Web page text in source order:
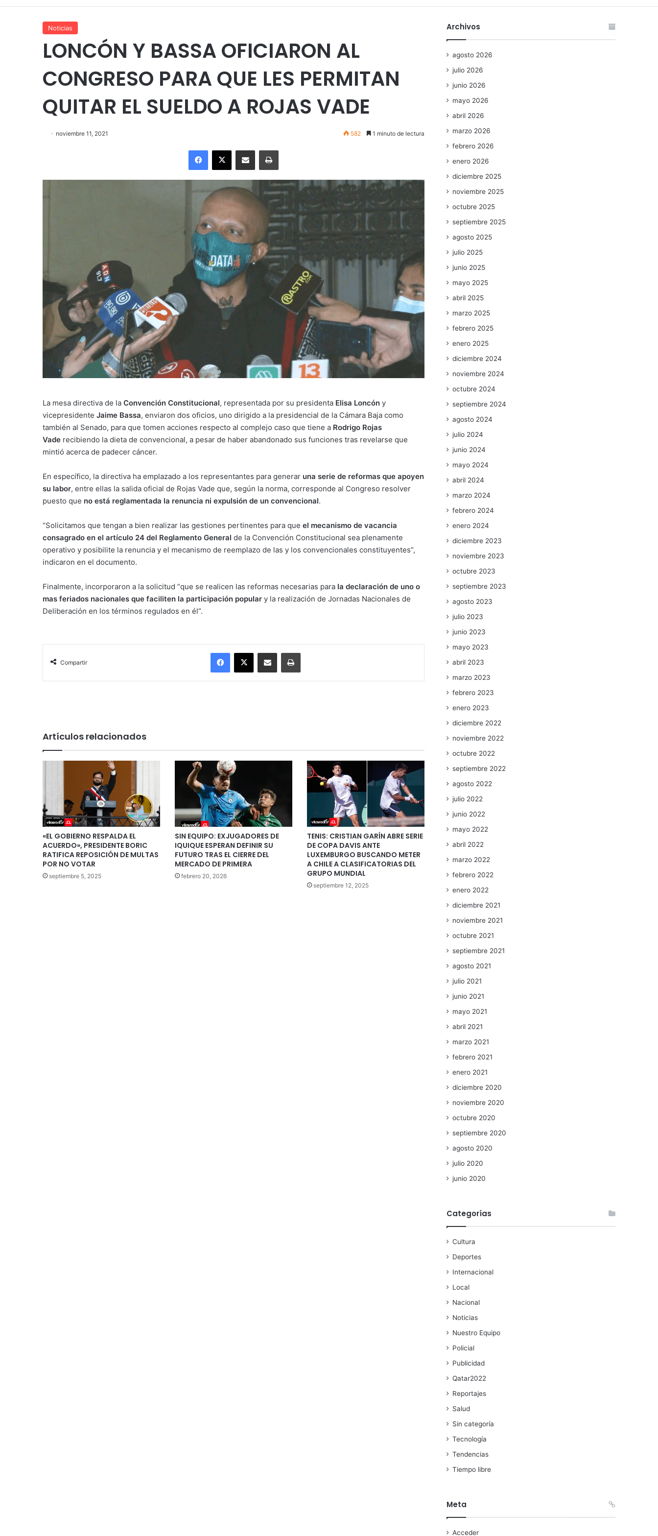
Noticias
LONCÓN Y BASSA OFICIARON AL
CONGRESO PARA QUE LES PERMITAN
QUITAR EL SUELDO A ROJAS VADE
noviembre 11, 2021 582 1 minuto de lectura
Facebook
X Enviar vía email Imprimir
La mesa directiva de la Convención Constitucional, representada por su presidenta Elisa Loncón y
vicepresidente Jaime Bassa, enviaron dos oficios, uno dirigido a la presidencial de la Cámara Baja como
también al Senado, para que tomen acciones respecto al complejo caso que tiene a Rodrigo Rojas
Vade recibiendo la dieta de convencional, a pesar de haber abandonado sus funciones tras revelarse que
mintió acerca de padecer cáncer.
En específico, la directiva ha emplazado a los representantes para generar una serie de reformas que apoyen
su labor, entre ellas la salida oficial de Rojas Vade que, según la norma, corresponde al Congreso resolver
puesto que no está reglamentada la renuncia ni expulsión de un convencional.
“Solicitamos que tengan a bien realizar las gestiones pertinentes para que el mecanismo de vacancia
consagrado en el artículo 24 del Reglamento General de la Convención Constitucional sea plenamente
operativo y posibilite la renuncia y el mecanismo de reemplazo de las y los convencionales constituyentes”,
indicaron en el documento.
Finalmente, incorporaron a la solicitud “que se realicen las reformas necesarias para la declaración de uno o
mas feriados nacionales que faciliten la participación popular y la realización de Jornadas Nacionales de
Deliberación en los términos regulados en él”.
Compartir
Facebook
X Enviar vía email Imprimir
Artículos relacionados
«EL GOBIERNO RESPALDA EL
ACUERDO», PRESIDENTE BORIC
RATIFICA REPOSICIÓN DE MULTAS
POR NO VOTAR
septiembre 5, 2025
SIN EQUIPO: EXJUGADORES DE
IQUIQUE ESPERAN DEFINIR SU
FUTURO TRAS EL CIERRE DEL
MERCADO DE PRIMERA
febrero 20, 2026
TENIS: CRISTIAN GARÍN ABRE SERIE
DE COPA DAVIS ANTE
LUXEMBURGO BUSCANDO METER
A CHILE A CLASIFICATORIAS DEL
GRUPO MUNDIAL
septiembre 12, 2025
Archivos
agosto 2026
julio 2026
junio 2026
mayo 2026
abril 2026
marzo 2026
febrero 2026
enero 2026
diciembre 2025
noviembre 2025
octubre 2025
septiembre 2025
agosto 2025
julio 2025
junio 2025
mayo 2025
abril 2025
marzo 2025
febrero 2025
enero 2025
diciembre 2024
noviembre 2024
octubre 2024
septiembre 2024
agosto 2024
julio 2024
junio 2024
mayo 2024
abril 2024
marzo 2024
febrero 2024
enero 2024
diciembre 2023
noviembre 2023
octubre 2023
septiembre 2023
agosto 2023
julio 2023
junio 2023
mayo 2023
abril 2023
marzo 2023
febrero 2023
enero 2023
diciembre 2022
noviembre 2022
octubre 2022
septiembre 2022
agosto 2022
julio 2022
junio 2022
mayo 2022
abril 2022
marzo 2022
febrero 2022
enero 2022
diciembre 2021
noviembre 2021
octubre 2021
septiembre 2021
agosto 2021
julio 2021
junio 2021
mayo 2021
abril 2021
marzo 2021
febrero 2021
enero 2021
diciembre 2020
noviembre 2020
octubre 2020
septiembre 2020
agosto 2020
julio 2020
junio 2020
Categorías
Cultura
Deportes
Internacional
Local
Nacional
Noticias
Nuestro Equipo
Policial
Publicidad
Qatar2022
Reportajes
Salud
Sin categoría
Tecnología
Tendencias
Tiempo libre
Meta
Acceder